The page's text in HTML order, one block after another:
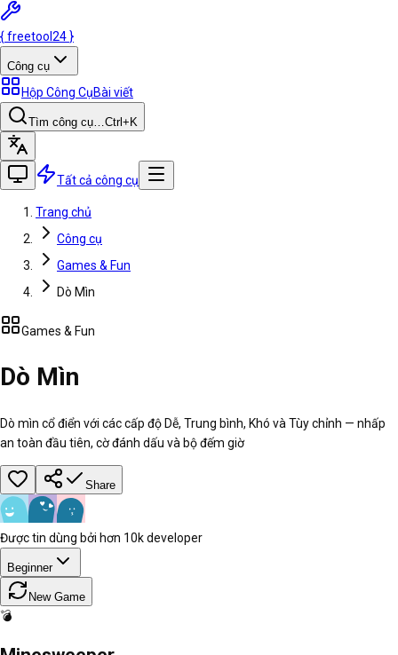
{freetool 24 }
Công cụ
Hộp Công CụBài viết
Tìm công cụ…Ctrl +K
Tất cả công cụ
Trang chủ
Công cụ
Games & Fun
Dò Mìn
Games & Fun
Dò Mìn
Dò mìn cổ điển với các cấp độ Dễ, Trung bình, Khó và Tùy chỉnh — nhấp
an toàn đầu tiên, cờ đánh dấu và bộ đếm giờ
Share
Được tin dùng bởi hơn 10k developer
Beginner
New Game
💣